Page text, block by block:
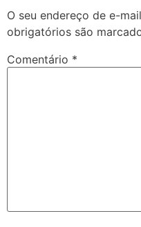
O seu endereço de e-
obrigatórios são
Comentário *